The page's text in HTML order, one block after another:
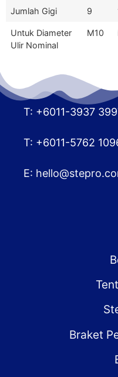
Jumlah Gigi 9
Untuk Diameter
Ulir Nominal
M10
T: +6011-3937
T: +6011-5762
E:
Braket